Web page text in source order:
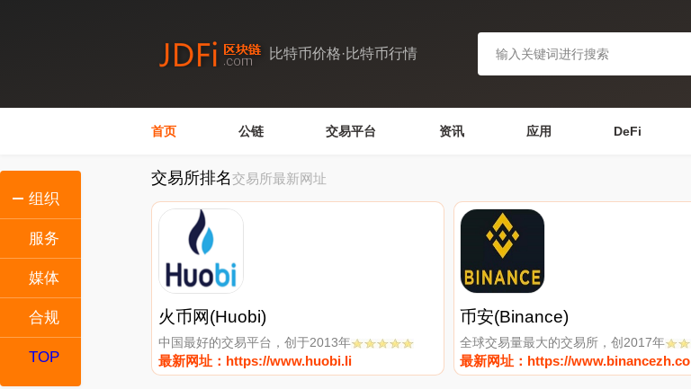
比特币价格·比特币行情
首页 公链 交易平台 资讯 应用 DeFi
交易所排名交易所最新网址
火币网(Huobi)
中国最好的交易平台，创于2013年
最新网址：https://www.huobi.li
币安(Binance)
全球交易量最大的交易所，创2017年
最新网址：https://www.binancezh.co
组织
服务
媒体
合规
TOP